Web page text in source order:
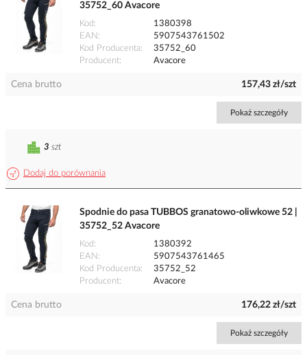
35752_60 Avacore
Kod
1380398
EAN
5907543761502
Kod Producenta
35752_60
Producent
Avacore
Cena brutto 157,43 zł/szt
Pokaż szczegóły
Dodaj do porównania
3 szt
Spodnie do pasa TUBBOS granatowo-oliwkowe 52 |
35752_52 Avacore
Kod
1380392
EAN
5907543761465
Kod Producenta
35752_52
Producent
Avacore
Cena brutto 176,22 zł/szt
Pokaż szczegóły